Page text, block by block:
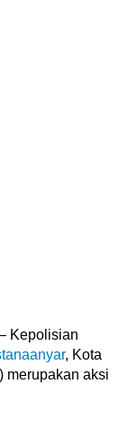
Kepolisian
, Kota
merupakan aksi